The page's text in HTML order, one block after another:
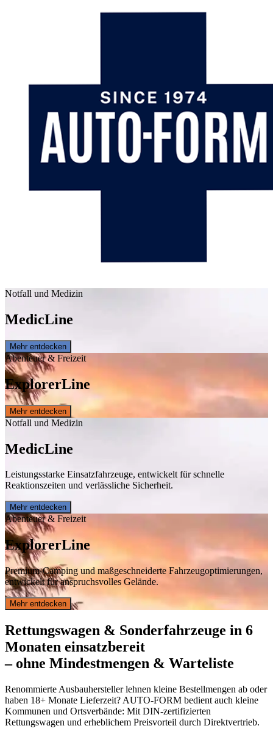
Notfall und Medizin
MedicLine
Mehr entdecken
Abenteuer & Freizeit
ExplorerLine
Mehr entdecken
Notfall und Medizin
MedicLine
Leistungsstarke Einsatzfahrzeuge, entwickelt für schnelle
Reaktionszeiten und verlässliche Sicherheit.
Mehr entdecken
Abenteuer & Freizeit
ExplorerLine
Premium-Camping und maßgeschneiderte Fahrzeugoptimierungen,
entwickelt für anspruchsvolles Gelände.
Mehr entdecken
Rettungswagen & Sonderfahrzeuge in 6
Monaten einsatzbereit
– ohne Mindestmengen & Warteliste
Renommierte Ausbauhersteller lehnen kleine Bestellmengen ab oder
haben 18+ Monate Lieferzeit? AUTO-FORM bedient auch kleine
Kommunen und Ortsverbände: Mit DIN-zertifizierten
Rettungswagen und erheblichem Preisvorteil durch Direktvertrieb.